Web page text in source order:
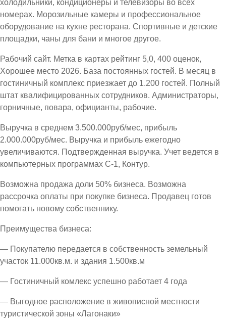
холодильники, кондиционеры и телевизоры во всех
номерах. Морозильные камеры и профессиональное
оборудование на кухне ресторана. Спортивные и детские
площадки, чаны для бани и многое другое.
Рабочий сайт. Метка в картах рейтинг 5,0, 400 оценок,
Хорошее место 2026. База постоянных гостей. В месяц в
гостиничный комплекс приезжает до 1.200 гостей. Полный
штат квалифицированных сотрудников. Администраторы,
горничные, повара, официанты, рабочие.
Выручка в среднем 3.500.000руб/мес, прибыль
2.000.000руб/мес. Выручка и прибыль ежегодно
увеличиваются. Подтвержденная выручка. Учет ведется в
компьютерных программах С-1, Контур.
Возможна продажа доли 50% бизнеса. Возможна
рассрочка оплаты при покупке бизнеса. Продавец готов
помогать новому собственнику.
Преимущества бизнеса:
— Покупателю передается в собственность земельный
участок 11.000кв.м. и здания 1.500кв.м
— Гостиничный комлекс успешно работает 4 года
— Выгодное расположение в живописной местности
туристической зоны «Лагонаки»